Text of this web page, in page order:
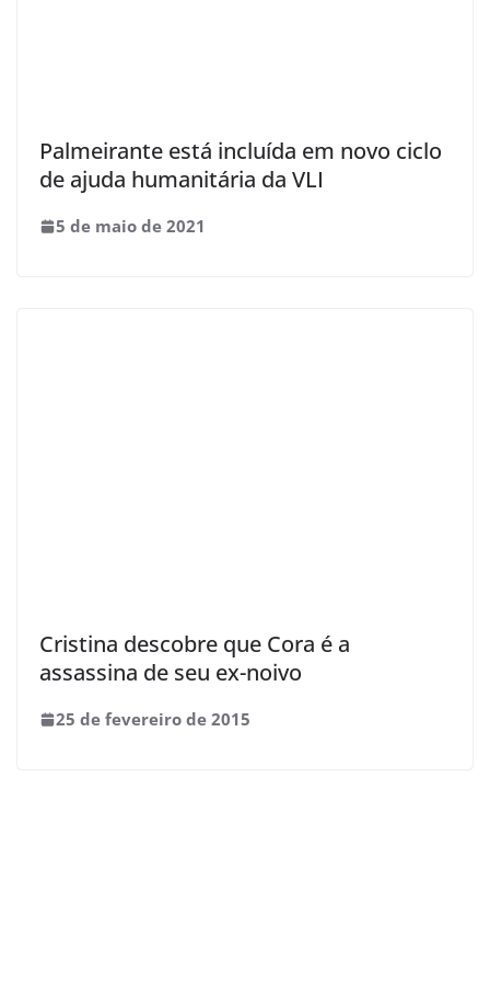
Palmeirante está incluída em novo ciclo
de ajuda humanitária da VLI
5 de maio de 2021
Cristina descobre que Cora é a
assassina de seu ex-noivo
25 de fevereiro de 2015